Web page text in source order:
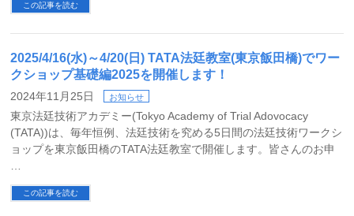
この記事を読む
2025/4/16(水)～4/20(日) TATA法廷教室(東京飯田橋)でワー
クショップ基礎編2025を開催します！
2024年11月25日 お知らせ
東京法廷技術アカデミー(Tokyo Academy of Trial Adovocacy
(TATA))は、毎年恒例、法廷技術を究める5日間の法廷技術ワークシ
ョップを東京飯田橋のTATA法廷教室で開催します。皆さんのお申
この記事を読む